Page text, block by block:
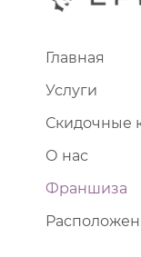
Главная
Услуги
Скидочные
О нас
Франшиза